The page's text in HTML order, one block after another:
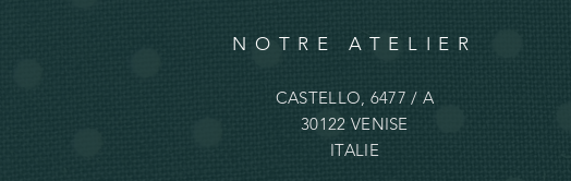
NOTRE ATELIER
CASTELLO, 6477 / A
30122 VENISE
ITALIE